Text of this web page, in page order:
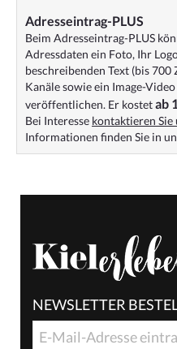
Adresseintrag-PLUS
Beim Adresseintrag-PLUS
Adressdaten ein Foto, Ihr
beschreibenden Text (bis
Kanäle sowie ein Image-
veröffentlichen. Er kostetab
Bei Interesse kontaktieren Sie
Informationen finden Sie in
NEWSLETTER